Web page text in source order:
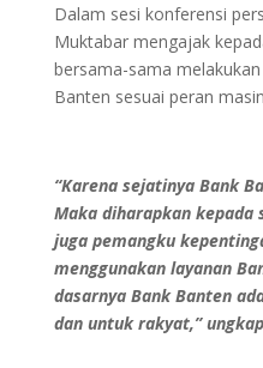
Dalam sesi konferensi
Muktabar mengajak
bersama-sama
Banten sesuai peran
“Karena sejatinya Bank
Maka diharapkan kepada
juga pemangku
menggunakan layanan
dasarnya Bank Banten
dan untuk rakyat,”